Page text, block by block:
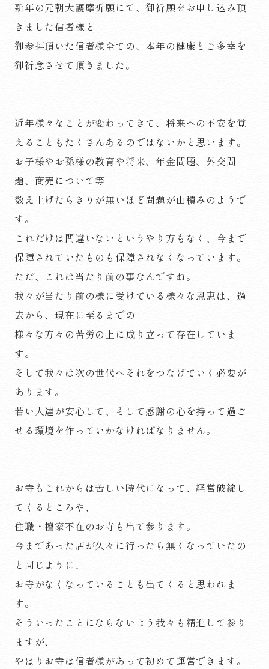
新年の元朝大護摩祈願にて、御祈願をお申し込み頂
きました信者様と
御参拝頂いた信者様全ての、本年の健康とご多幸を
御祈念させて頂きました。
近年様々なことが変わってきて、将来への不安を覚
えることもたくさんあるのではないかと思います。
お子様やお孫様の教育や将来、年金問題、外交問
題、商売について等
数え上げたらきりが無いほど問題が山積みのようで
す。
これだけは間違いないというやり方もなく、今まで
保障されていたものも保障されなくなっています。
ただ、これは当たり前の事なんですね。
我々が当たり前の様に受けている様々な恩恵は、過
去から、現在に至るまでの
様々な方々の苦労の上に成り立って存在していま
す。
そして我々は次の世代へそれをつなげていく必要が
あります。
若い人達が安心して、そして感謝の心を持って過ご
せる環境を作っていかなければなりません。
お寺もこれからは苦しい時代になって、経営破綻し
てくるところや、
住職・檀家不在のお寺も出て参ります。
今まであった店が久々に行ったら無くなっていたの
と同じように、
お寺がなくなっていることも出てくると思われま
す。
そういったことにならないよう我々も精進して参り
ますが、
やはりお寺は信者様があって初めて運営できます。